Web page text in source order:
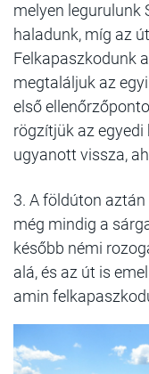
melyen legurulunk
haladunk, míg az
Felkapaszkodunk
megtaláljuk az
első
rögzítjük az
ugyanott vissza,
3. A földúton
még mindig a
később némi
alá, és az út is
amin